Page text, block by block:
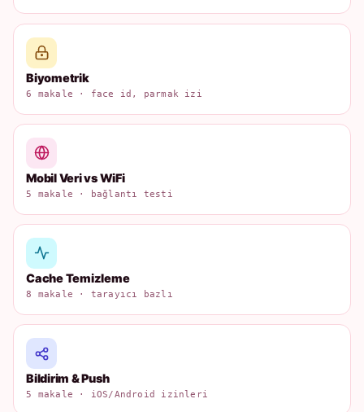
Biyometrik
6 makale · face id, parmak izi
Mobil Veri vs WiFi
5 makale · bağlantı testi
Cache Temizleme
8 makale · tarayıcı bazlı
Bildirim & Push
5 makale · iOS/Android izinleri